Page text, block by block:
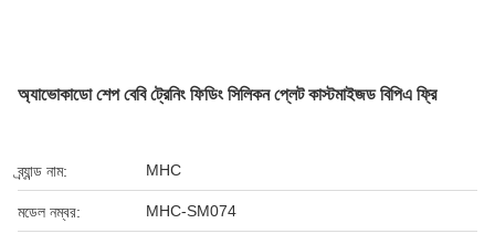
অ্যাভোকাডো শেপ বেবি ট্রেনিং ফিডিং সিলিকন প্লেট কাস্টমাইজড বিপিএ ফ্রি
ব্র্যান্ড নাম: MHC
মডেল নম্বর: MHC-SM074